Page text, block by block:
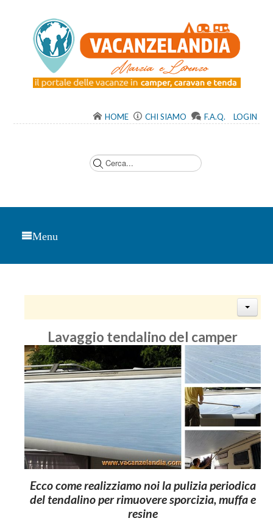
HOME CHI SIAMO F.A.Q. LOGIN
Menu
Lavaggio tendalino del camper
Ecco come realizziamo noi la pulizia periodica
del tendalino per rimuovere sporcizia, muffa e
resine